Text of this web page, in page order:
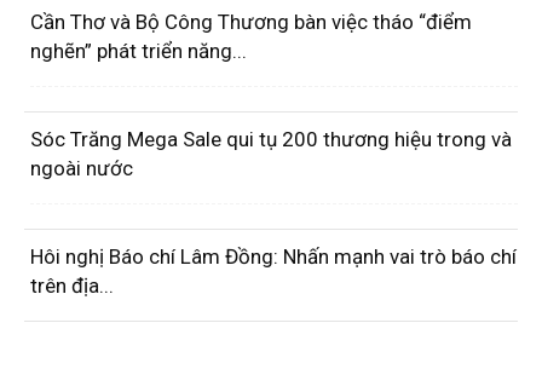
Cần Thơ và Bộ Công Thương bàn việc tháo “điểm
nghẽn” phát triển năng...
Sóc Trăng Mega Sale qui tụ 200 thương hiệu trong và
ngoài nước
Hôi nghị Báo chí Lâm Đồng: Nhấn mạnh vai trò báo chí
trên địa...